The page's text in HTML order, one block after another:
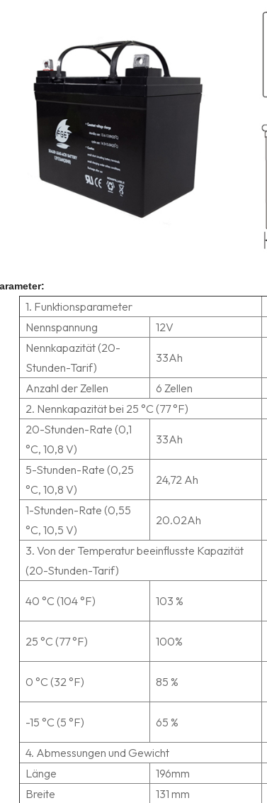
1. Funktionsparameter
Nennspannung
12V
Nennkapazität (20-
Stunden-Tarif)
33Ah
Anzahl der Zellen 6 Zellen
2. Nennkapazität bei 25 °C (77 °F)
20-Stunden-Rate (0,1
°C, 10,8 V)
33Ah
5-Stunden-Rate (0,25
°C, 10,8 V)
24,72 Ah
1-Stunden-Rate (0,55
°C, 10,5 V)
20.02Ah
3. Von der Temperatur beeinflusste Kapazität
(20-Stunden-Tarif)
40 °C (104 °F) 103 %
25 °C (77 °F) 100%
0 °C (32 °F) 85 %
-15 °C (5 °F) 65 %
4. Abmessungen und Gewicht
Länge
196mm
Breite
131 mm